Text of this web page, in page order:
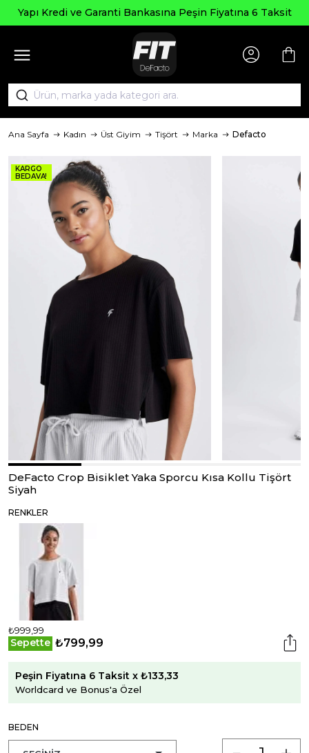
Yapı Kredi ve Garanti Bankasına Peşin Fiyatına 6 Taksit
Ana Sayfa Kadın Üst Giyim Tişört Marka Defacto
KARGO
BEDAVA!
DeFacto Crop Bisiklet Yaka Sporcu Kısa Kollu Tişört
Siyah
RENKLER
₺999,99
Sepette ₺799,99
Peşin Fiyatına 6 Taksit x ₺133,33
Worldcard ve Bonus'a Özel
BEDEN